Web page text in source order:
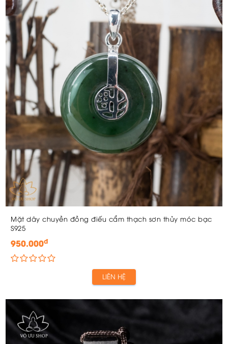
Mặt dây chuyền đồng điếu cẩm thạch sơn thủy móc bạc
S925
950.000đ
LIÊN HỆ